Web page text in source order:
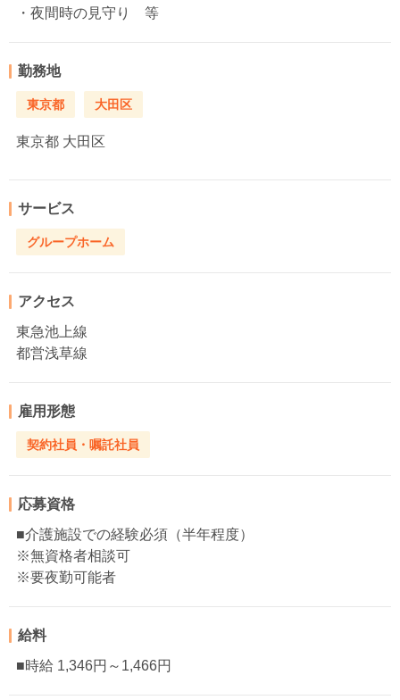
・夜間時の見守り 等
勤務地
東京都 大田区
東京都 大田区
サービス
グループホーム
アクセス
東急池上線
都営浅草線
雇用形態
契約社員・嘱託社員
応募資格
■介護施設での経験必須（半年程度）
※無資格者相談可
※要夜勤可能者
給料
■時給 1,346円～1,466円